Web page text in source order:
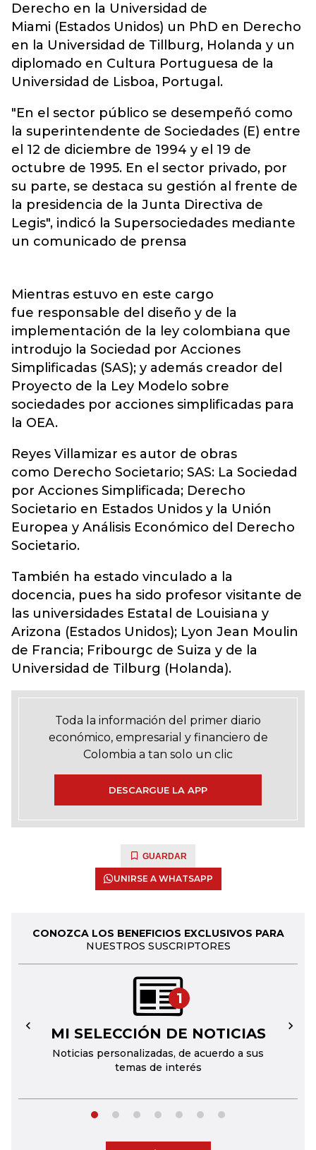
Derecho en la Universidad de
Miami (Estados Unidos) un PhD en Derecho
en la Universidad de Tillburg, Holanda y un
diplomado en Cultura Portuguesa de la
Universidad de Lisboa, Portugal.
"En el sector público se desempeñó como
la superintendente de Sociedades (E) entre
el 12 de diciembre de 1994 y el 19 de
octubre de 1995. En el sector privado, por
su parte, se destaca su gestión al frente de
la presidencia de la Junta Directiva de
Legis", indicó la Supersociedades mediante
un comunicado de prensa
Mientras estuvo en este cargo
fue responsable del diseño y de la
implementación de la ley colombiana que
introdujo la Sociedad por Acciones
Simplificadas (SAS); y además creador del
Proyecto de la Ley Modelo sobre
sociedades por acciones simplificadas para
la OEA.
Reyes Villamizar es autor de obras
como Derecho Societario; SAS: La Sociedad
por Acciones Simplificada; Derecho
Societario en Estados Unidos y la Unión
Europea y Análisis Económico del Derecho
Societario.
También ha estado vinculado a la
docencia, pues ha sido profesor visitante de
las universidades Estatal de Louisiana y
Arizona (Estados Unidos); Lyon Jean Moulin
de Francia; Fribourgc de Suiza y de la
Universidad de Tilburg (Holanda).
Toda la información del primer diario
económico, empresarial y financiero de
Colombia a tan solo un clic
DESCARGUE LA APP
GUARDAR
UNIRSE A WHATSAPP
CONOZCA LOS BENEFICIOS EXCLUSIVOS PARA
NUESTROS SUSCRIPTORES
1
MI SELECCIÓN DE NOTICIAS
Noticias personalizadas, de acuerdo a sus
temas de interés
← →